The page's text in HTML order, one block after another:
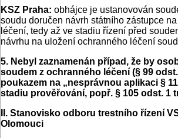
KSZ Praha: obhájce je ustanovován
soudu doručen návrh státního zástupce
léčení, tedy až ve stadiu řízení před
návrhu na uložení ochranného léčení
5. Nebyl zaznamenán případ, že by
soudem z ochranného léčení (§ 99
poukazem na „nesprávnou aplikaci §
stadiu prověřování, popř. § 105 odst. 1
II. Stanovisko odboru trestního řízení
Olomouci